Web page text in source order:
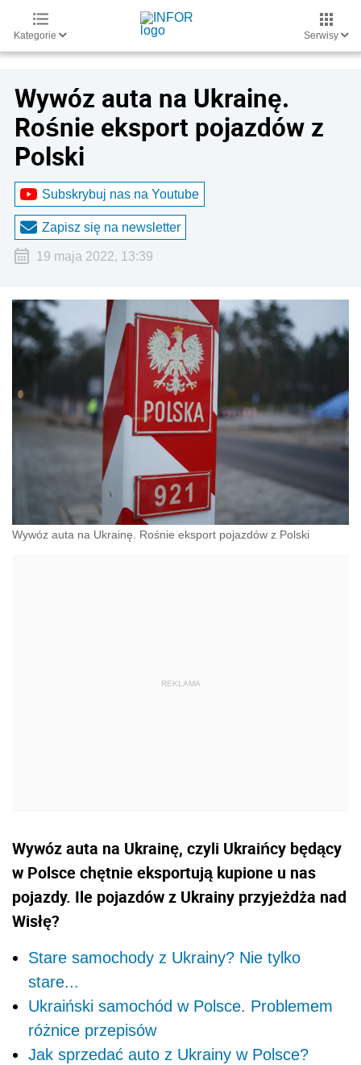
Kategorie Serwisy
Wywóz auta na Ukrainę.
Rośnie eksport pojazdów z
Polski
Subskrybuj nas na Youtube
Zapisz się na newsletter
19 maja 2022, 13:39
Wywóz auta na Ukrainę. Rośnie eksport pojazdów z Polski
Wywóz auta na Ukrainę, czyli Ukraińcy będący
w Polsce chętnie eksportują kupione u nas
pojazdy. Ile pojazdów z Ukrainy przyjeżdża nad
Wisłę?
Stare samochody z Ukrainy? Nie tylko
stare...
Ukraiński samochód w Polsce. Problemem
różnice przepisów
Jak sprzedać auto z Ukrainy w Polsce?